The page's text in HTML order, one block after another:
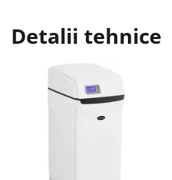
Detalii tehnice